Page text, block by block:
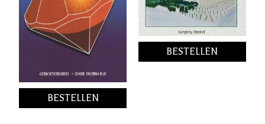
BESTELLEN
BESTELLEN